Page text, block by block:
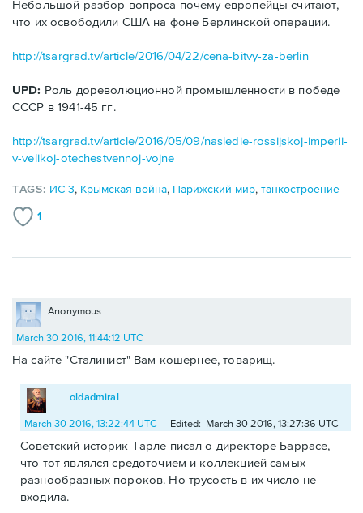
Небольшой разбор вопроса почему европейцы считают,
что их освободили США на фоне Берлинской операции.
http://tsargrad.tv/article/2016/04/22/cena-bitvy-za-berlin
UPD: Роль дореволюционной промышленности в победе
СССР в 1941-45 гг.
http://tsargrad.tv/article/2016/05/09/nasledie-rossijskoj-imperii-
v-velikoj-otechestvennoj-vojne
TAGS: ИС-3, Крымская война, Парижский мир,танкостроение
1
Anonymous
March 30 2016, 11:44:12 UTC
На сайте "Сталинист" Вам кошернее, товарищ.
oldadmiral
March 30 2016, 13:22:44 UTC Edited: March 30 2016, 13:27:36 UTC
Советский историк Тарле писал о директоре Баррасе,
что тот являлся средоточием и коллекцией самых
разнообразных пороков. Но трусость в их число не
входила.